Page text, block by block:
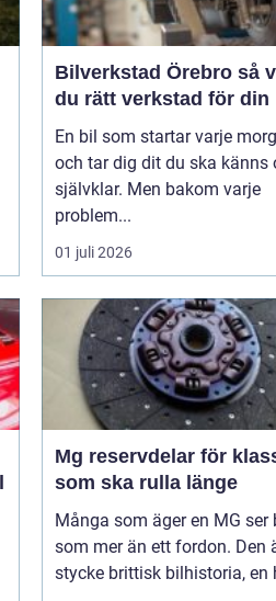
Bilverkstad Örebro så väljer
du rätt verkstad för din
En bil som startar varje
och tar dig dit du ska känns
självklar. Men bakom varje
problem...
01 juli 2026
Mg reservdelar för
som ska rulla länge
Många som äger en MG ser
som mer än ett fordon. Den
stycke brittisk bilhistoria, en